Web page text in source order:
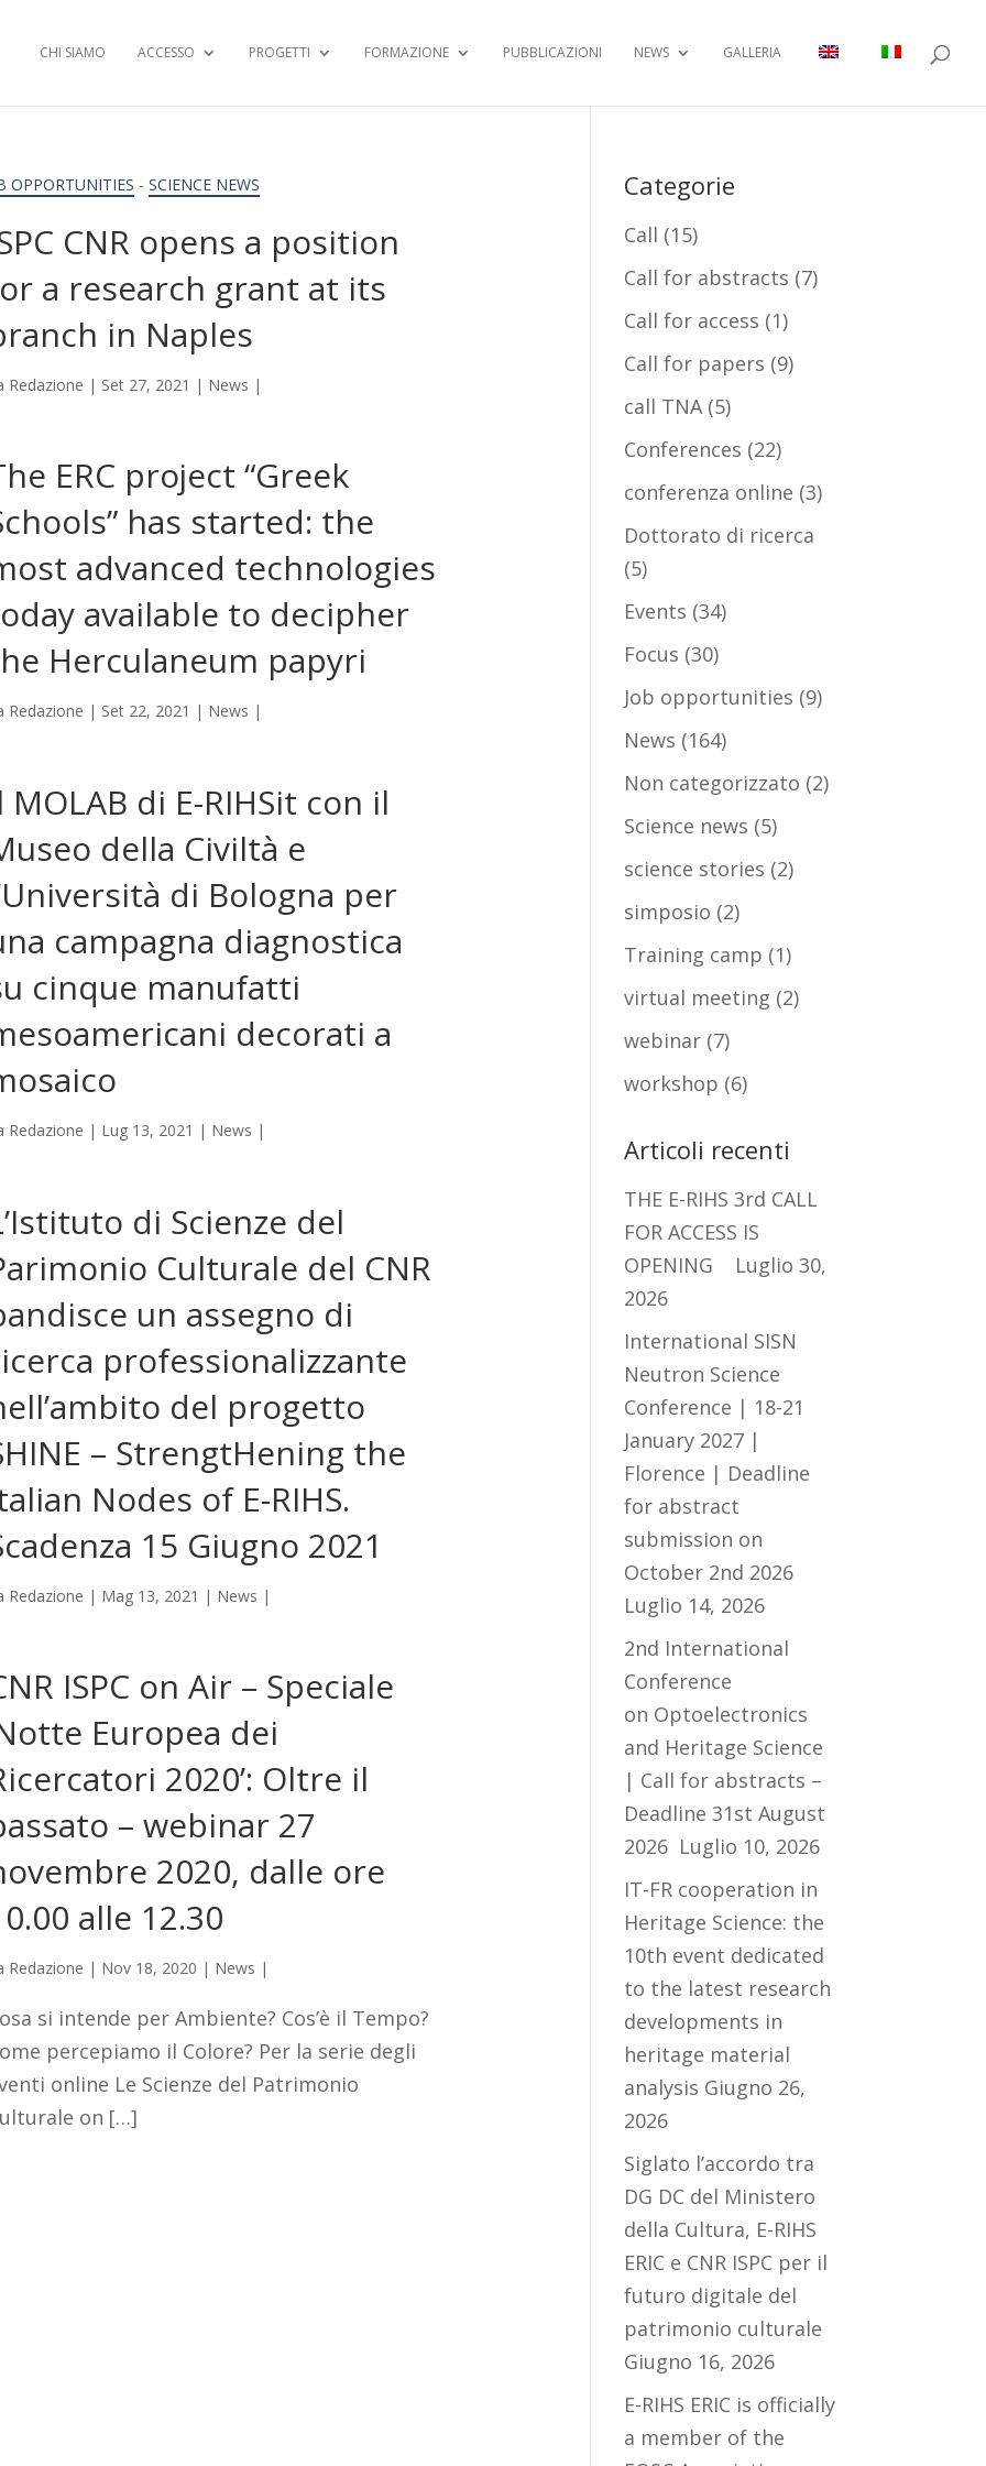
CHI SIAMO ACCESSO PROGETTI FORMAZIONE PUBBLICAZIONI NEWS GALLERIA
OPPORTUNITIES -SCIENCE NEWS
CNR opens a position
a research grant at its
in Naples
Redazione | Set 27, 2021 | News |
ERC project “Greek
has started: the
advanced technologies
available to decipher
Herculaneum papyri
Redazione | Set 22, 2021 | News |
MOLAB di E-RIHSit con il
della Civiltà e
di Bologna per
campagna diagnostica
cinque manufatti
decorati a
Redazione | Lug 13, 2021 | News |
di Scienze del
Culturale del CNR
un assegno di
professionalizzante
del progetto
– StrengtHening the
Nodes of E-RIHS.
15 Giugno 2021
Redazione | Mag 13, 2021 | News |
ISPC on Air – Speciale
Europea dei
2020’: Oltre il
– webinar 27
2020, dalle ore
alle 12.30
Redazione | Nov 18, 2020 | News |
si intende per Ambiente? Cos’è il Tempo?
percepiamo il Colore? Per la serie degli
online Le Scienze del Patrimonio
on […]
Categorie
Call (15)
Call for abstracts (7)
Call for access (1)
Call for papers (9)
call TNA(5)
Conferences (22)
conferenza online (3)
Dottorato di ricerca
(5)
Events (34)
Focus (30)
Job opportunities (9)
News (164)
Non categorizzato (2)
Science news (5)
science stories (2)
simposio (2)
Training camp (1)
virtual meeting (2)
webinar (7)
workshop (6)
Articoli recenti
THE E-RIHS 3rd CALL
FOR ACCESS IS
OPENING
Luglio 30,
2026
International SISN
Neutron Science
Conference | 18-21
January 2027 |
Florence | Deadline
for abstract
submission on
October 2nd 2026
Luglio 14, 2026
2nd International
Conference
on Optoelectronics
and Heritage Science
| Call for abstracts –
Deadline 31st August
2026 Luglio 10, 2026
IT-FR cooperation in
Heritage Science: the
10th event dedicated
to the latest research
developments in
heritage material
analysis Giugno 26,
2026
Siglato l’accordo tra
DG DC del Ministero
della Cultura, E-RIHS
ERIC e CNR ISPC per il
futuro digitale del
patrimonio culturale
Giugno 16, 2026
E-RIHS ERIC is officially
a member of the